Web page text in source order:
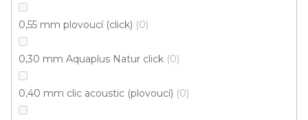
0,55 mm plovoucí (click) 0
0,30 mm Aquaplus Natur click 0
0,40 mm clic acoustic (plovoucí) 0